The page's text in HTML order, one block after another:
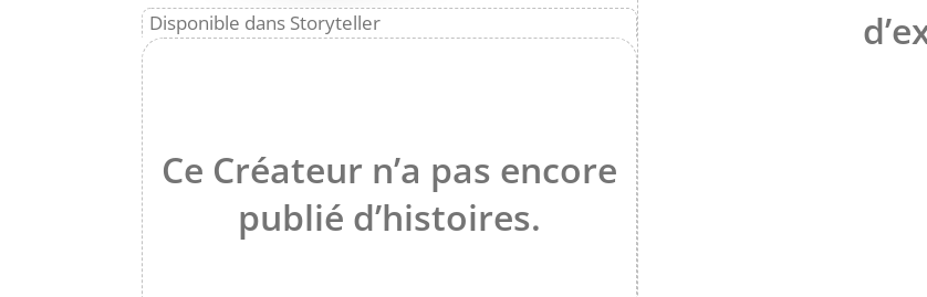
Disponible dans Storyteller
Ce Créateur n’a pas encore
publié d’histoires.